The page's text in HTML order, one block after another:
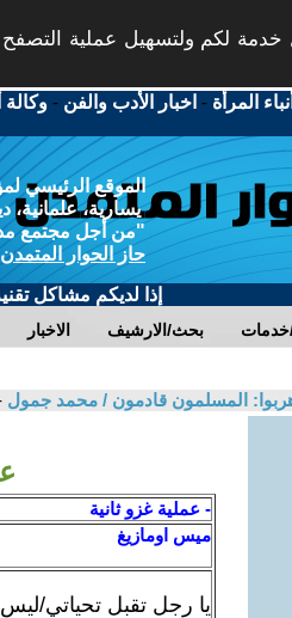
خدمة لكم ولتسهيل عملية
المرأة - اخبار الأدب والفن -وكالة
الموقع الرئيسي
يسارية، علمانية،
"من أجل مجتمع
حاز الحوار
إذا لديكم مشاكل
الاخبار بحث/الارشيف خدمات
المسلمون قادمون / محمد جمول
- عملية غزو ثانية
ميس اومازيغ
يا رجل تقبل تحياتي/